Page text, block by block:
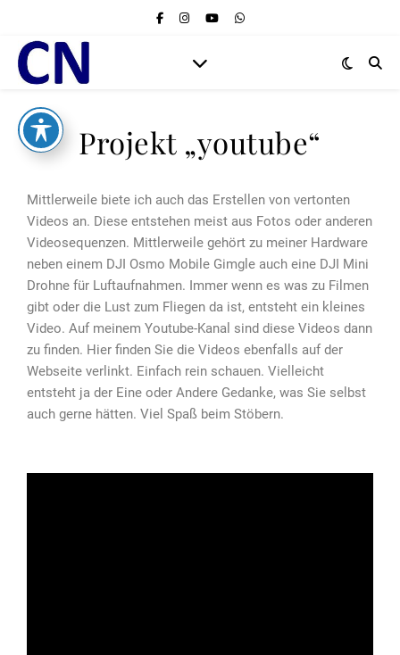
Projekt „youtube“
Mittlerweile biete ich auch das Erstellen von vertonten
Videos an. Diese entstehen meist aus Fotos oder anderen
Videosequenzen. Mittlerweile gehört zu meiner Hardware
neben einem DJI Osmo Mobile Gimgle auch eine DJI Mini
Drohne für Luftaufnahmen. Immer wenn es was zu Filmen
gibt oder die Lust zum Fliegen da ist, entsteht ein kleines
Video. Auf meinem Youtube-Kanal sind diese Videos dann
zu finden. Hier finden Sie die Videos ebenfalls auf der
Webseite verlinkt. Einfach rein schauen. Vielleicht
entsteht ja der Eine oder Andere Gedanke, was Sie selbst
auch gerne hätten. Viel Spaß beim Stöbern.